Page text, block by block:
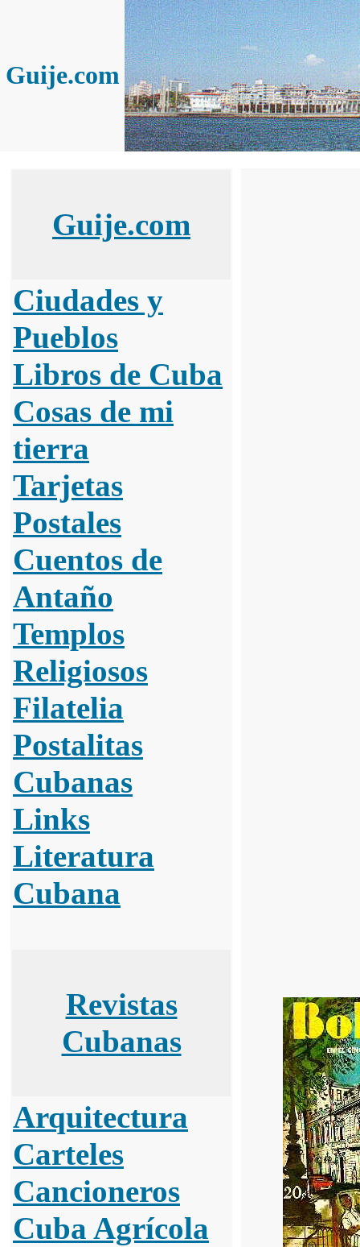
Guije.com
Guije.com
Ciudades y
Pueblos
Libros de Cuba
Cosas de mi
tierra
Tarjetas
Postales
Cuentos de
Antaño
Templos
Religiosos
Filatelia
Postalitas
Cubanas
Links
Literatura
Cubana
Revistas
Cubanas
Arquitectura
Carteles
Cancioneros
Cuba Agrícola